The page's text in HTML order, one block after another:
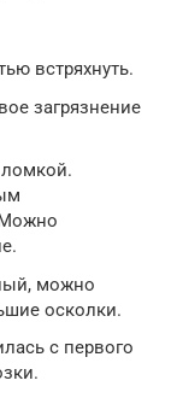
встряхнуть.
загрязнение
можно
осколки.
с первого